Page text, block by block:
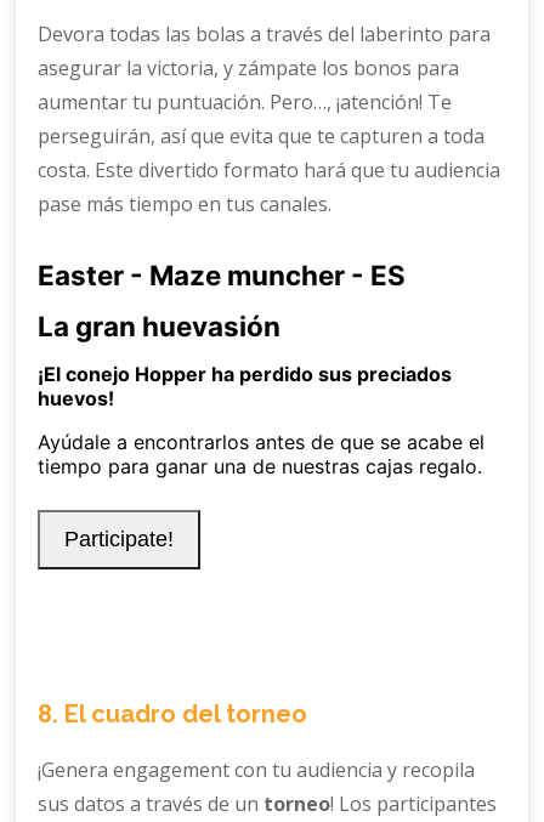
Devora todas las bolas a través del laberinto para
asegurar la victoria, y zámpate los bonos para
aumentar tu puntuación. Pero…, ¡atención! Te
perseguirán, así que evita que te capturen a toda
costa. Este divertido formato hará que tu audiencia
pase más tiempo en tus canales.
8. El cuadro del torneo
¡Genera engagement con tu audiencia y recopila
sus datos a través de un torneo! Los participantes